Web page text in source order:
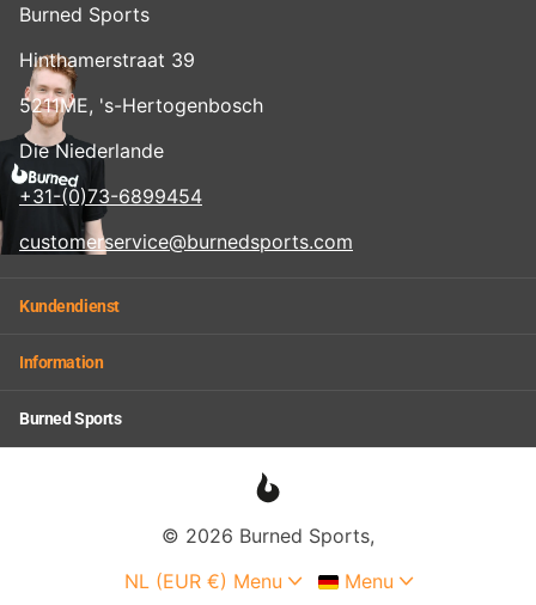
Burned Sports
Hinthamerstraat 39
5211ME, 's-Hertogenbosch
Die Niederlande
+31-(0)73-6899454
customerservice@burnedsports.com
Kundendienst
Information
Burned Sports
© 2026 Burned Sports,
NL (EUR €) Menu Menu